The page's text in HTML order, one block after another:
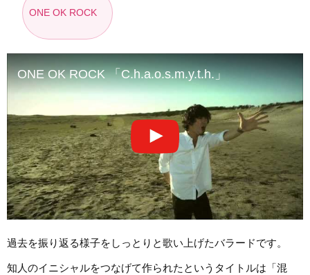
ONE OK ROCK
ONE OK ROCK 「C.h.a.o.s.m.y.t.h.」
過去を振り返る様子をしっとりと歌い上げたバラードです。
知人のイニシャルをつなげて作られたというタイトルは「混